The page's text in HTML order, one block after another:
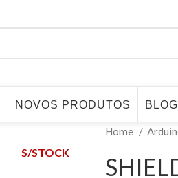
NOVOS PRODUTOS BLOG
S/STOCK
Home